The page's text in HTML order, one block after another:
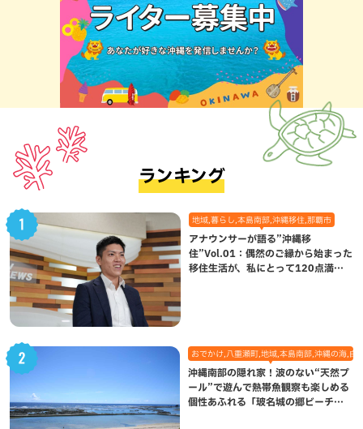
ランキング
地域,暮らし,本島南部,沖縄移住,那覇市
アナウンサーが語る”沖縄移
住”Vol.01：偶然のご縁から始まった
移住生活が、私にとって120点満点
おでかけ,八重瀬町,地域,本島南部,沖縄の海,自
沖縄南部の隠れ家！波のない“天然プ
ール”で遊んで熱帯魚観察も楽しめる
個性あふれる「玻名城の郷ビーチ」